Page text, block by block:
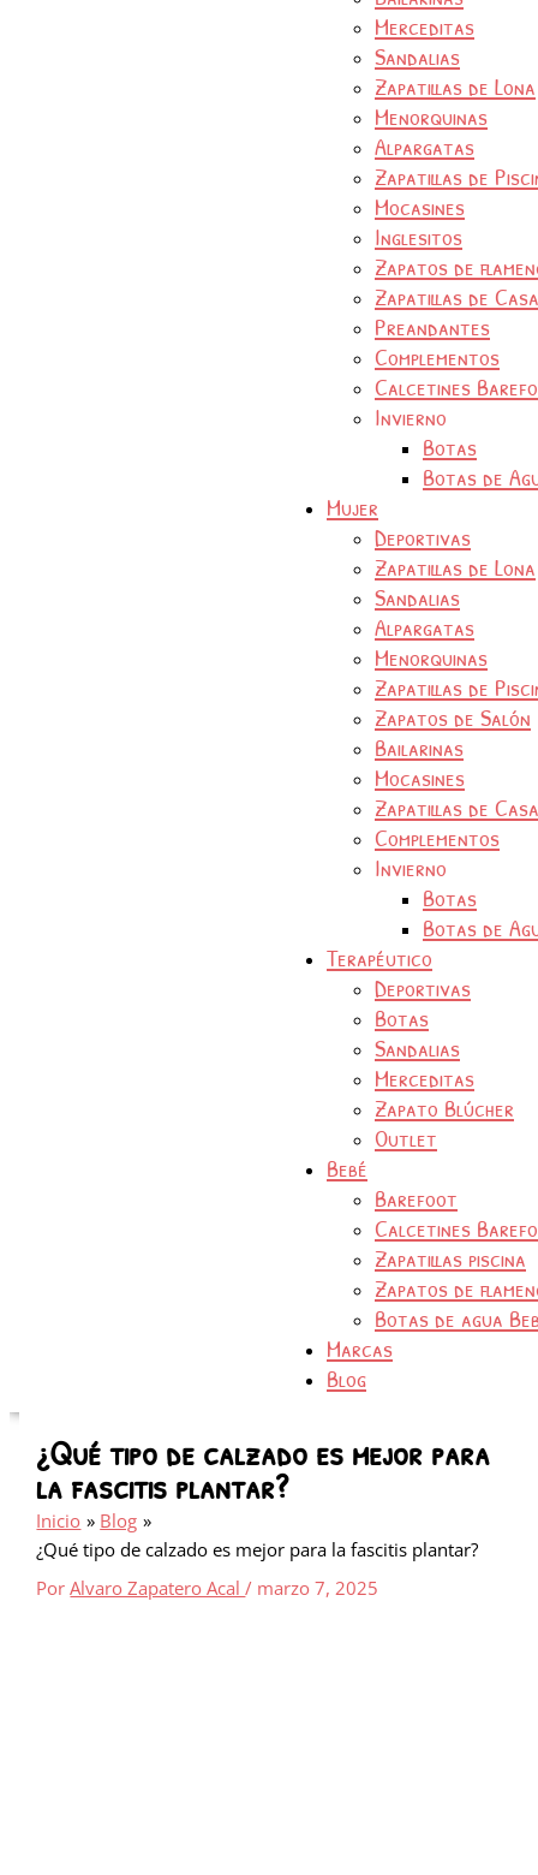
Merceditas
Sandalias
Zapatillas de Lona
Menorquinas
Alpargatas
Zapatillas de
Mocasines
Inglesitos
Zapatos de
Zapatillas de Casa
Preandantes
Complementos
Calcetines
Invierno
Botas
Botas de
Mujer
Deportivas
Zapatillas de Lona
Sandalias
Alpargatas
Menorquinas
Zapatillas de
Zapatos de Salón
Bailarinas
Mocasines
Zapatillas de Casa
Complementos
Invierno
Botas
Botas de
Terapéutico
Deportivas
Botas
Sandalias
Merceditas
Zapato Blúcher
Outlet
Bebé
Barefoot
Calcetines
Zapatillas piscina
Zapatos de
Botas de agua
Marcas
Blog
¿Qué tipo de calzado es mejor para
la fascitis plantar?
Inicio
Blog
¿Qué tipo de calzado es mejor para la fascitis plantar?
PorAlvaro Zapatero Acal/ marzo 7, 2025